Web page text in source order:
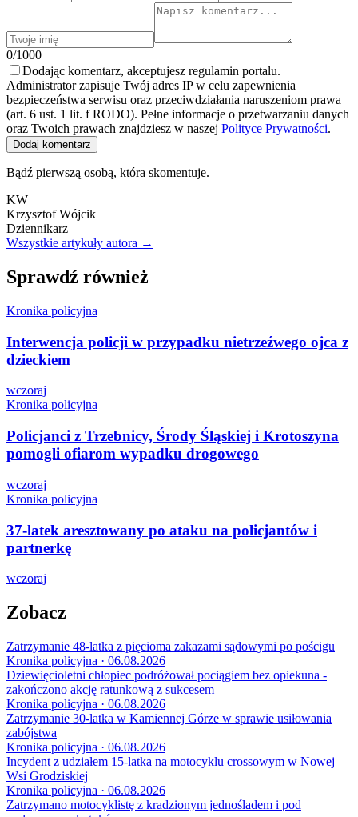
0/1000
Dodając komentarz, akceptujesz regulamin portalu.
Administrator zapisuje Twój adres IP w celu zapewnienia
bezpieczeństwa serwisu oraz przeciwdziałania naruszeniom prawa
(art. 6 ust. 1 lit. f RODO). Pełne informacje o przetwarzaniu danych
oraz Twoich prawach znajdziesz w naszej Polityce Prywatności.
Dodaj komentarz
Bądź pierwszą osobą, która skomentuje.
KW
Krzysztof Wójcik
Dziennikarz
Wszystkie artykuły autora →
Sprawdź również
Kronika policyjna
Interwencja policji w przypadku nietrzeźwego ojca z
dzieckiem
wczoraj
Kronika policyjna
Policjanci z Trzebnicy, Środy Śląskiej i Krotoszyna
pomogli ofiarom wypadku drogowego
wczoraj
Kronika policyjna
37-latek aresztowany po ataku na policjantów i
partnerkę
wczoraj
Zobacz
Zatrzymanie 48-latka z pięcioma zakazami sądowymi po pościgu
Kronika policyjna · 06.08.2026
Dziewięcioletni chłopiec podróżował pociągiem bez opiekuna -
zakończono akcję ratunkową z sukcesem
Kronika policyjna · 06.08.2026
Zatrzymanie 30-latka w Kamiennej Górze w sprawie usiłowania
zabójstwa
Kronika policyjna · 06.08.2026
Incydent z udziałem 15-latka na motocyklu crossowym w Nowej
Wsi Grodziskiej
Kronika policyjna · 06.08.2026
Zatrzymano motocyklistę z kradzionym jednośladem i pod